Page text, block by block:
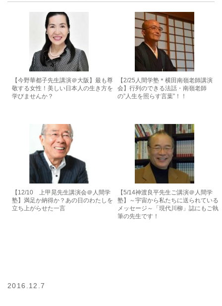
【今野華都子先生講演＠大阪】最も尊
敬する女性！美しい日本人の生き方を
学びませんか？
【2/25人間学塾＊横田南嶺老師講演
会】行列のできる法話・南嶺老師
の”人生を照らす言葉”！！
【12/10 上甲晃先生講演会＠人間学
塾】満足か納得か？あの日のわたしを
立ち上がらせた一言
【5/14神渡良平先生ご講演＠人間学
塾】～宇宙から私たちに送られている
メッセージ～「現代川柳」誌にもご執
筆の先生です！
2016.12.7